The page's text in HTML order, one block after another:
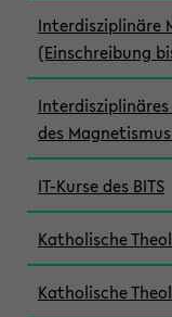
Interdisziplinäre
(Einschreibung
Interdisziplinäres
des
IT-Kurse des BITS
Katholische
Katholische